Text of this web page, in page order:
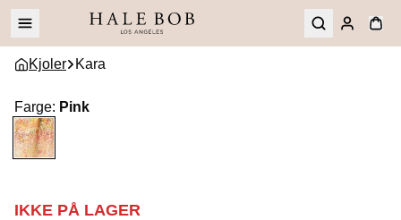
Kjoler Kara
Farge: Pink
IKKE PÅ LAGER